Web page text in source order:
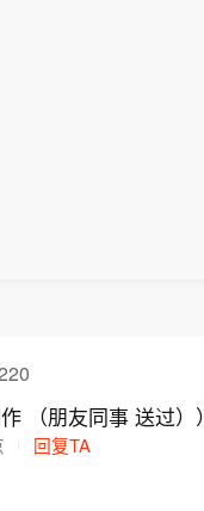
（朋友同事 送过））
回复TA